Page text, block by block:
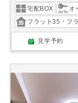
宅配BOX
オ
フラット35・フ
見学予約